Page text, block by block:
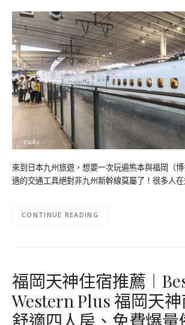
來到日本九州旅遊，想要一次玩遍熊本與福岡（
適的交通工具絕對非九州新幹線莫屬了！很多人
CONTINUE READING
福岡天神住宿推薦
Western Plus 福岡天
舒適四人房、免費爆量